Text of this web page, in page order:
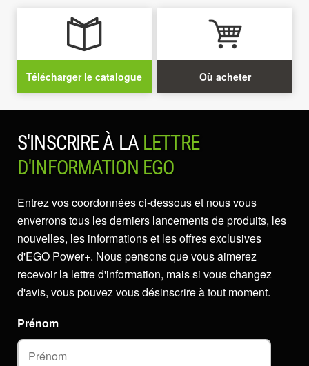
Télécharger le catalogue Où acheter
S'INSCRIRE À LA LETTRE
D'INFORMATION EGO
Entrez vos coordonnées ci-dessous et nous vous
enverrons tous les derniers lancements de produits, les
nouvelles, les informations et les offres exclusives
d'EGO Power+. Nous pensons que vous aimerez
recevoir la lettre d'information, mais si vous changez
d'avis, vous pouvez vous désinscrire à tout moment.
Prénom